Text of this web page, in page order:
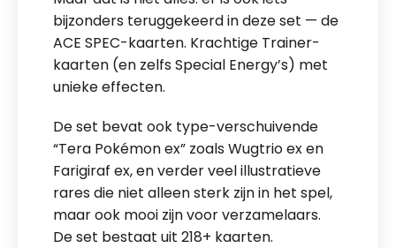
bijzonders teruggekeerd in deze set — de
ACE SPEC-kaarten. Krachtige Trainer-
kaarten (en zelfs Special Energy’s) met
unieke effecten.
De set bevat ook type-verschuivende
“Tera Pokémon ex” zoals Wugtrio ex en
Farigiraf ex, en verder veel illustratieve
rares die niet alleen sterk zijn in het spel,
maar ook mooi zijn voor verzamelaars.
De set bestaat uit 218+ kaarten.